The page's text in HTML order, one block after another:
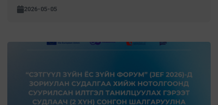
2026-05-05